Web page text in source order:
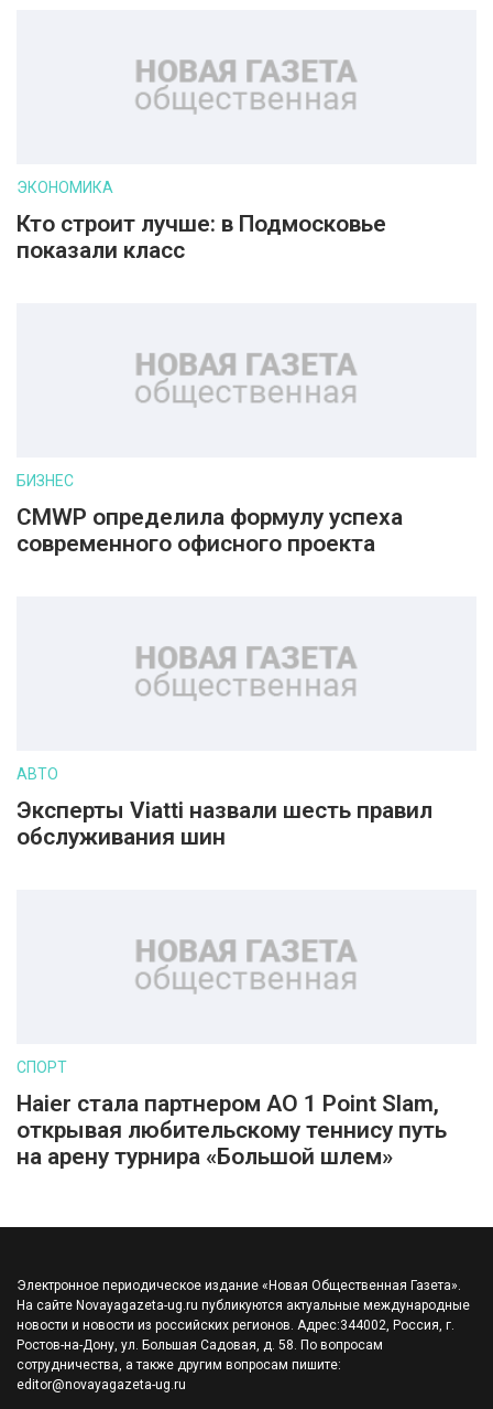
ЭКОНОМИКА
Кто строит лучше: в Подмосковье
показали класс
БИЗНЕС
CMWP определила формулу успеха
современного офисного проекта
АВТО
Эксперты Viatti назвали шесть правил
обслуживания шин
СПОРТ
Haier стала партнером AO 1 Point Slam,
открывая любительскому теннису путь
на арену турнира «Большой шлем»
Электронное периодическое издание «Новая Общественная Газета».
На сайте Novayagazeta-ug.ru публикуются актуальные международные
новости и новости из российских регионов. Адрес:344002, Россия, г.
Ростов-на-Дону, ул. Большая Садовая, д. 58. По вопросам
сотрудничества, а также другим вопросам пишите:
editor@novayagazeta-ug.ru